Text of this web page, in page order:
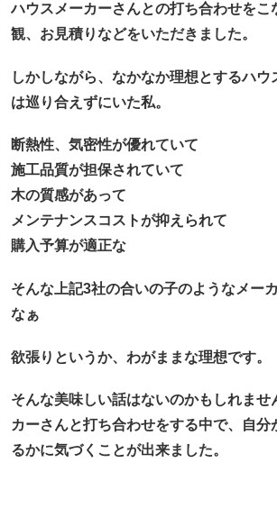
ハウスメーカーさんとの打ち合わせをこ
観、お見積りなどをいただきました。
しかしながら、なかなか理想とするハウ
は巡り合えずにいた私。
断熱性、気密性が優れていて
施工品質が担保されていて
木の質感があって
メンテナンスコストが抑えられて
購入予算が適正な
そんな上記3社の合いの子のようなメー
なぁ
欲張りというか、わがままな理想です。
そんな美味しい話はないのかもしれませ
カーさんと打ち合わせをする中で、
自分
るかに気づくことが出来ました。